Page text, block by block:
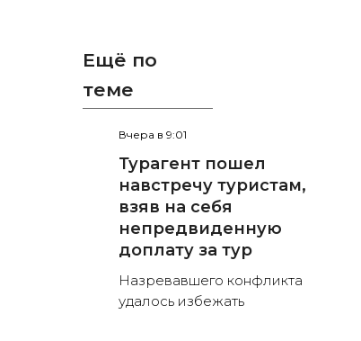
Ещё по
теме
Вчера в 9:01
Турагент пошел
навстречу туристам,
взяв на себя
непредвиденную
доплату за тур
Назревавшего конфликта
удалось избежать